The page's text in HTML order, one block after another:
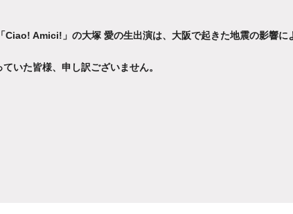
Ciao! Amici!」の大塚 愛の生出演は、大阪で起きた地震の影響に
いた皆様、申し訳ございません。‬